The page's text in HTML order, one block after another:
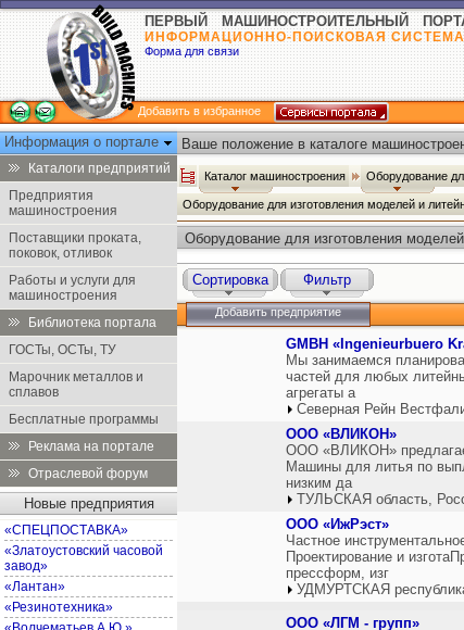
ПЕРВЫЙ МАШИНОСТРОИТЕЛЬНЫЙ
ИНФОРМАЦИОННО-ПОИСКОВАЯ СИСТЕМА
Форма для связи
Добавить в избранное
Информация о портале
Каталоги предприятий
Предприятия
машиностроения
Поставщики проката,
поковок, отливок
Работы и услуги для
машиностроения
Библиотека портала
ГОСТы, ОСТы, ТУ
Марочник металлов и
сплавов
Бесплатные программы
Реклама на портале
Отраслевой форум
Новые предприятия
«СПЕЦПОСТАВКА»
«Златоустовский часовой
завод»
«Лантан»
«Резинотехника»
Ваше положение в каталоге
Каталог машиностроения Оборудование
Оборудование для изготовления моделей и
Оборудование для изготовления
Сортировка Фильтр
Добавить предприятие
GMBH «Ingenieurbuero
Мы занимаемся
частей для любых
агрегаты а
Северная Рейн
ООО «ВЛИКОН»
ООО «ВЛИКОН»
Машины для литья по
низким да
ТУЛЬСКАЯ область,
ООО «ИжРэст»
Частное
Проектирование и
прессформ, изг
УДМУРТСКАЯ
ООО «ЛГМ - групп»